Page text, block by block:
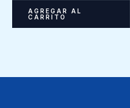
AGREGAR AL
CARRITO